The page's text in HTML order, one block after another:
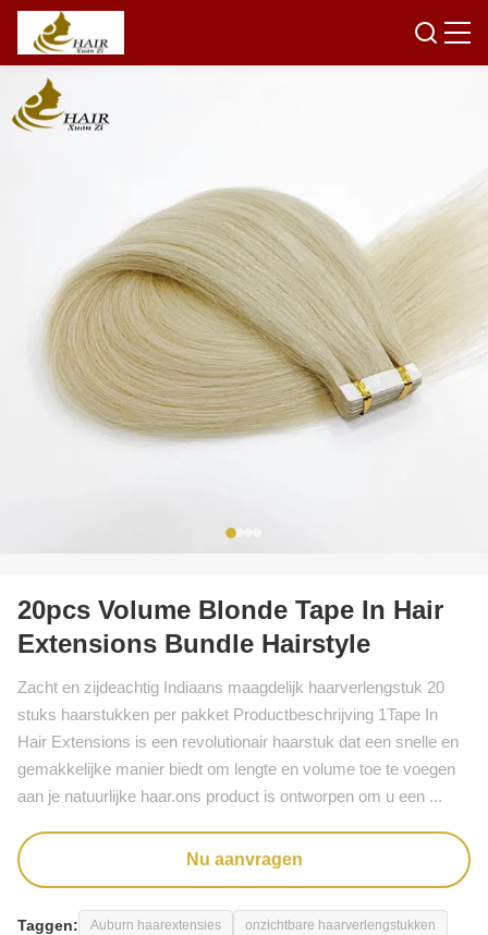
20pcs Volume Blonde Tape In Hair
Extensions Bundle Hairstyle
Zacht en zijdeachtig Indiaans maagdelijk haarverlengstuk 20
stuks haarstukken per pakket Productbeschrijving 1Tape In
Hair Extensions is een revolutionair haarstuk dat een snelle en
gemakkelijke manier biedt om lengte en volume toe te voegen
aan je natuurlijke haar.ons product is ontworpen om u een ...
Nu aanvragen
Taggen: Auburn haarextensies
onzichtbare haarverlengstukken